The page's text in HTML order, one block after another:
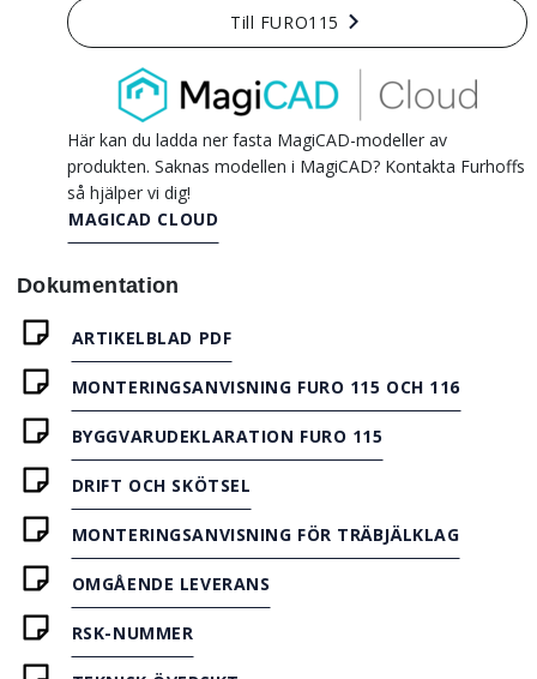
Till FURO115
Här kan du ladda ner fasta MagiCAD-modeller av
produkten. Saknas modellen i MagiCAD? Kontakta Furhoffs
så hjälper vi dig!
MAGICAD CLOUD
Dokumentation
ARTIKELBLAD PDF
MONTERINGSANVISNING FURO 115 OCH 116
BYGGVARUDEKLARATION FURO 115
DRIFT OCH SKÖTSEL
MONTERINGSANVISNING FÖR TRÄBJÄLKLAG
OMGÅENDE LEVERANS
RSK-NUMMER